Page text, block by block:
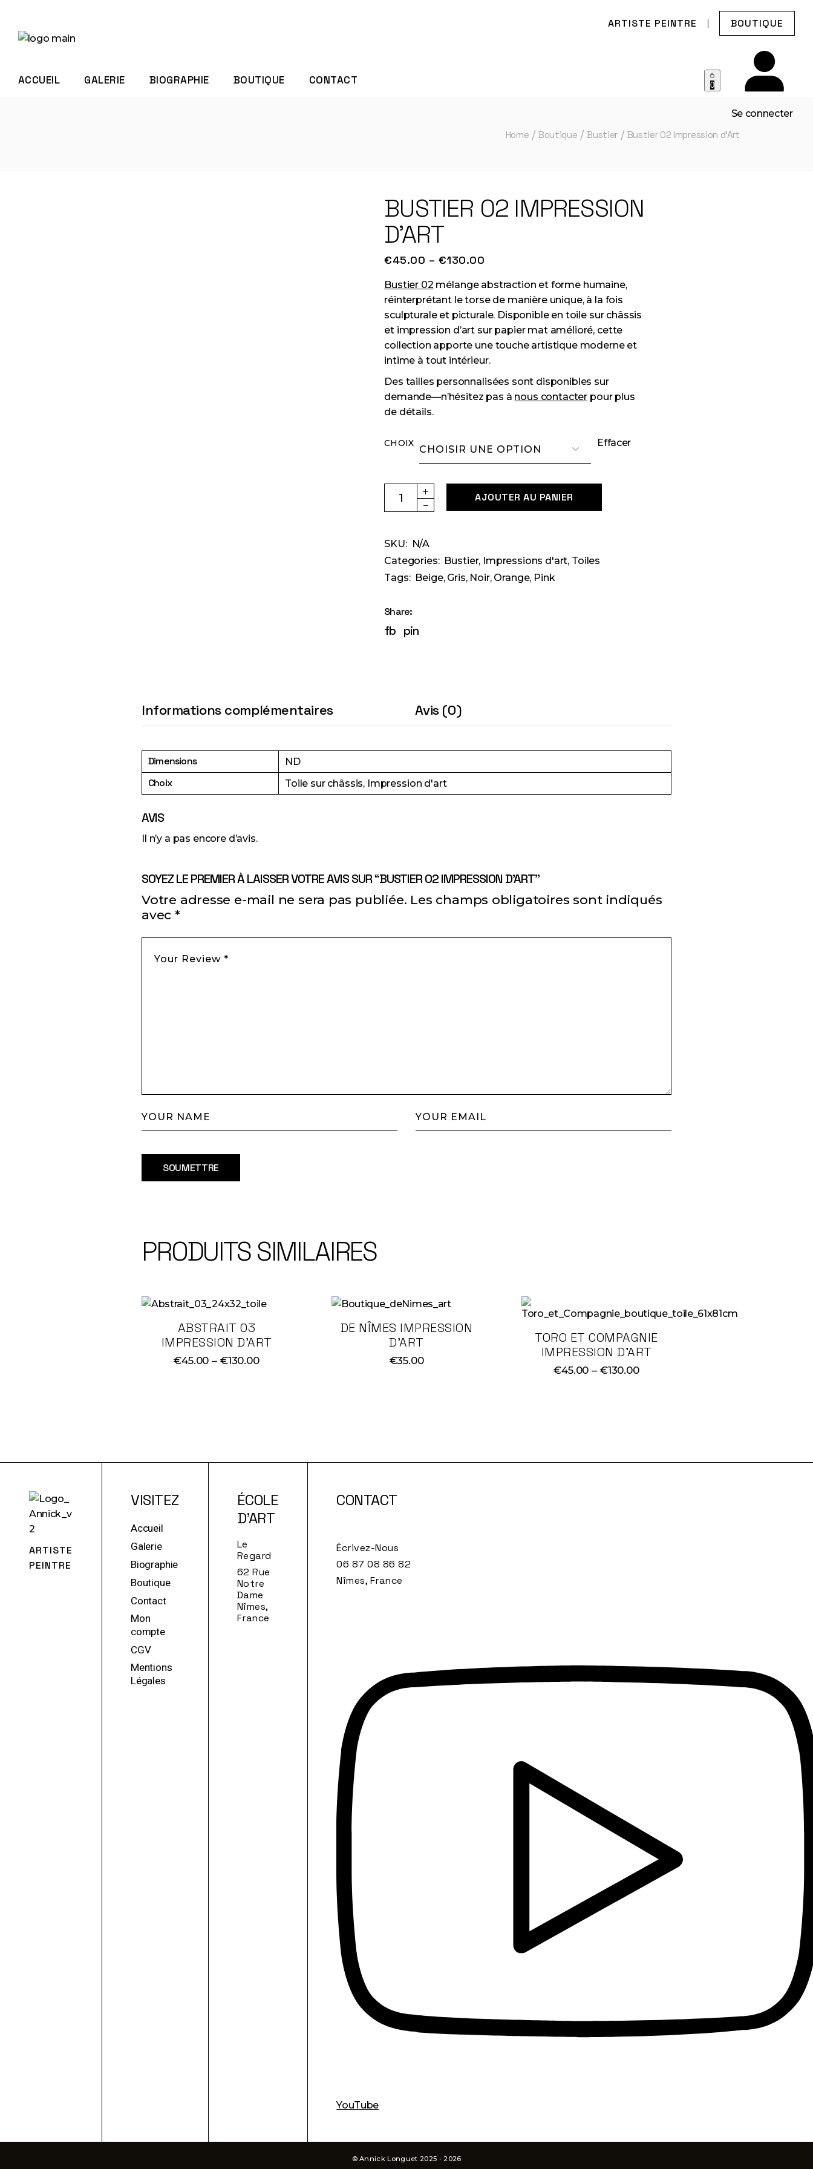
content
ARTISTE PEINTRE BOUTIQUE
ACCUEIL GALERIE BIOGRAPHIE BOUTIQUE CONTACT 0
Se connecter
Home
Boutique Bustier Bustier 02 Impression d’Art
BUSTIER 02 IMPRESSION
D’ART
€45.00 – €130.00
Plage
prix :
€45.00
à
€130.00
Bustier 02 mélange abstraction et forme humaine,
réinterprétant le torse de manière unique, à la fois
sculpturale et picturale. Disponible en toile sur châssis
et impression d’art sur papier mat amélioré, cette
collection apporte une touche artistique moderne et
intime à tout intérieur.
Des tailles personnalisées sont disponibles sur
demande—n’hésitez pas à nous contacter pour plus
de détails.
CHOIX Effacer
Bustier 02 Impression d'Art quantity
AJOUTER AU PANIER
SKU:
N/A
Categories: Bustier, Impressions d'art, Toiles
Tags: Beige, Gris, Noir, Orange, Pink
Share:
fb pin
Informations complémentaires Avis (0)
Dimensions ND
Choix Toile sur châssis, Impression d'art
AVIS
Il n’y a pas encore d’avis.
SOYEZ LE PREMIER À LAISSER VOTRE AVIS SUR “BUSTIER 02 IMPRESSION D’ART”
Votre adresse e-mail ne sera pas publiée. Les champs obligatoires sont indiqués
avec *
SOUMETTRE
PRODUITS SIMILAIRES
ABSTRAIT 03
IMPRESSION D’ART
€45.00 – €130.00
Plage
DE NÎMES IMPRESSION
D’ART
€35.00
TORO ET COMPAGNIE
IMPRESSION D’ART
€45.00 – €130.00
Plage
ARTISTE
PEINTRE
VISITEZ
Accueil
Galerie
Biographie
Boutique
Contact
Mon
compte
CGV
Mentions
Légales
ÉCOLE
D'ART
Le
Regard
62 Rue
Notre
Dame
Nîmes,
France
CONTACT
Écrivez-Nous
06 87 08 86 82‬
Nîmes, France
YouTube
© Annick Longuet 2025 - 2026